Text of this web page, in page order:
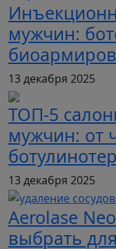
мужчин:
13 декабря 2025
ТОП-5
мужчин: от
13 декабря 2025
Aerolase
выбрать